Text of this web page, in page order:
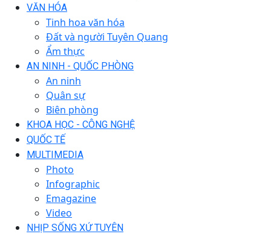
VĂN HÓA
Tinh hoa văn hóa
Đất và người Tuyên Quang
Ẩm thực
AN NINH - QUỐC PHÒNG
An ninh
Quân sự
Biên phòng
KHOA HỌC - CÔNG NGHỆ
QUỐC TẾ
MULTIMEDIA
Photo
Infographic
Emagazine
Video
NHỊP SỐNG XỨ TUYÊN